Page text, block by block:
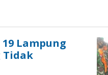
19 Lampung
Tidak